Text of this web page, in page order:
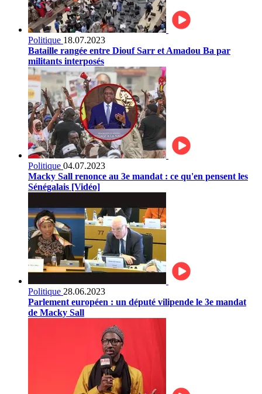
Politique 18.07.2023
Bataille rangée entre Diouf Sarr et Amadou Ba par
militants interposés
Politique 04.07.2023
Macky Sall renonce au 3e mandat : ce qu'en pensent les
Sénégalais [Vidéo]
Politique 28.06.2023
Parlement européen : un député vilipende le 3e mandat
de Macky Sall